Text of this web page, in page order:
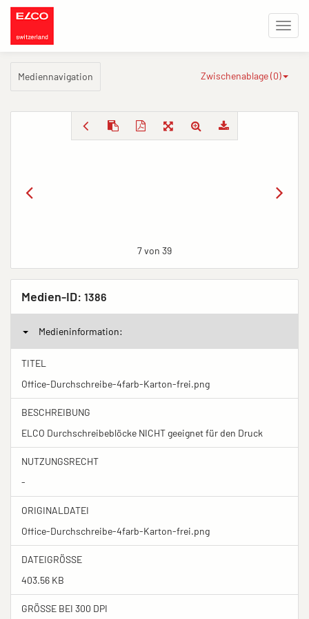
Mediennavigation Zwischenablage (0)
7 von 39
Medien-ID: 1386
Medieninformation:
TITEL
Office-Durchschreibe-4farb-Karton-frei.png
BESCHREIBUNG
ELCO Durchschreibeblöcke NICHT geeignet für den Druck
NUTZUNGSRECHT
-
ORIGINALDATEI
Office-Durchschreibe-4farb-Karton-frei.png
DATEIGRÖSSE
403.56 KB
GRÖSSE BEI 300 DPI